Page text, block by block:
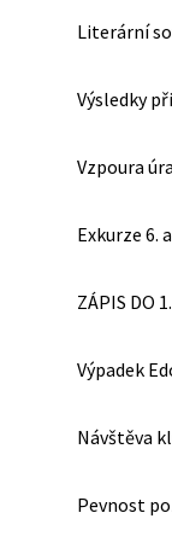
Literární
Výsledky
Vzpoura
Exkurze 6.
ZÁPIS DO
Výpadek
Návštěva
Pevnost